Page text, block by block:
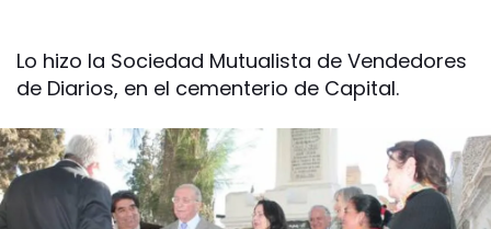
Lo hizo la Sociedad Mutualista de Vendedores
de Diarios, en el cementerio de Capital.